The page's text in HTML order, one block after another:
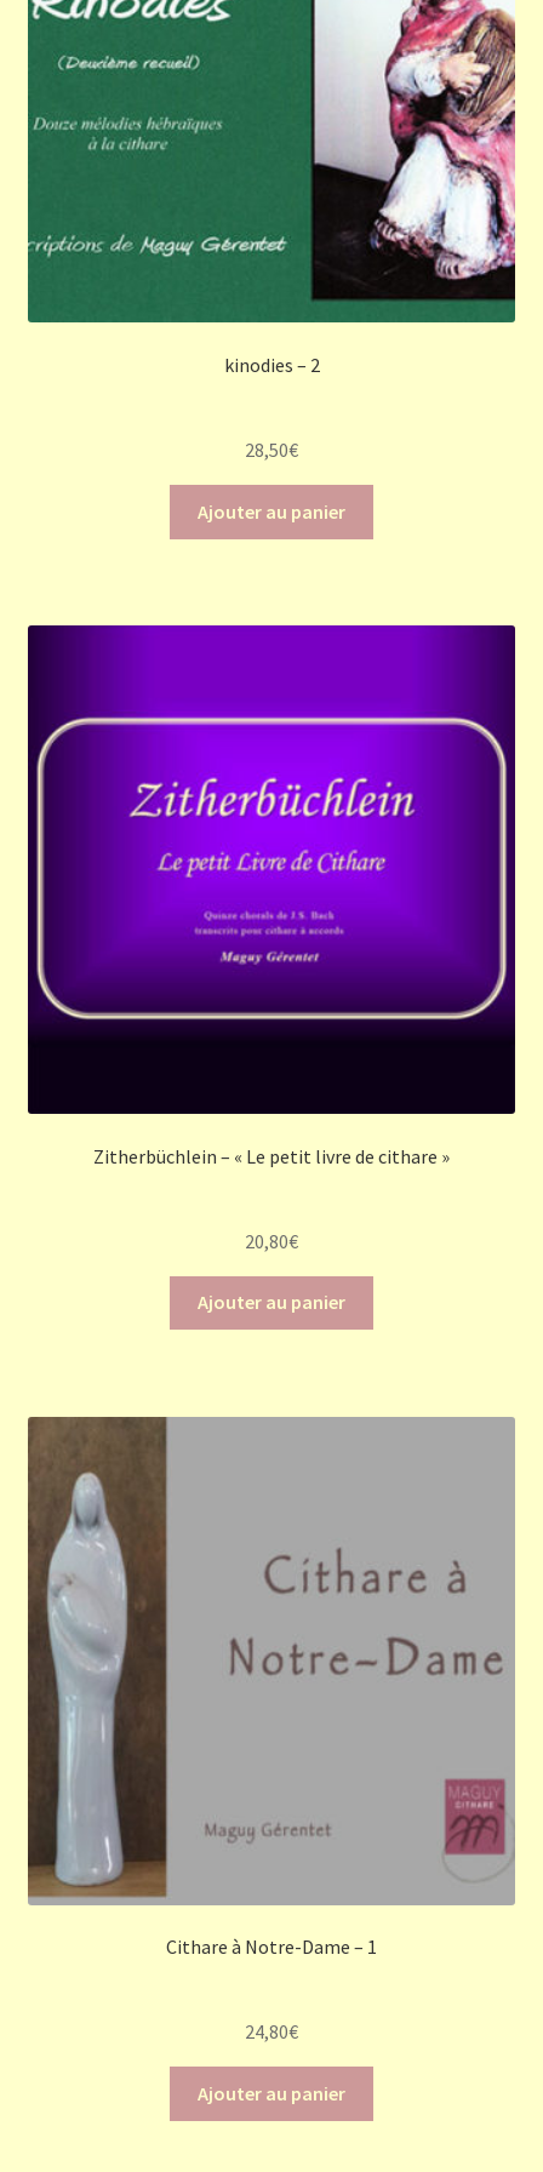
kinodies – 2
28,50€
Ajouter au panier
Zitherbüchlein – « Le petit livre de cithare »
20,80€
Ajouter au panier
Cithare à Notre-Dame – 1
24,80€
Ajouter au panier